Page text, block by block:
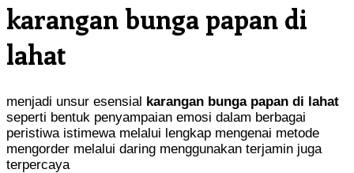
karangan bunga papan di
lahat
menjadi unsur esensial karangan bunga papan di lahat
seperti bentuk penyampaian emosi dalam berbagai
peristiwa istimewa melalui lengkap mengenai metode
mengorder melalui daring menggunakan terjamin juga
terpercaya